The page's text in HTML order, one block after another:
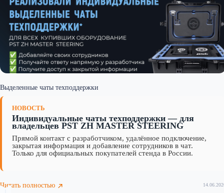
Выделенные чаты техподдержки
НОВОСТЬ
Индивидуальные чаты техподдержки — для
владельцев PST ZH MASTER STEERING
Прямой контакт с разработчиком, удалённое подключение,
закрытая информация и добавление сотрудников в чат.
Только для официальных покупателей стенда в России.
Читать полностью